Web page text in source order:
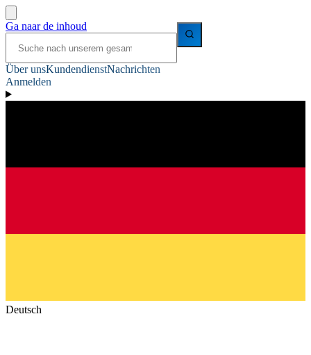
Ga naar de inhoud
Über unsKundendienstNachrichten
Anmelden
Deutsch